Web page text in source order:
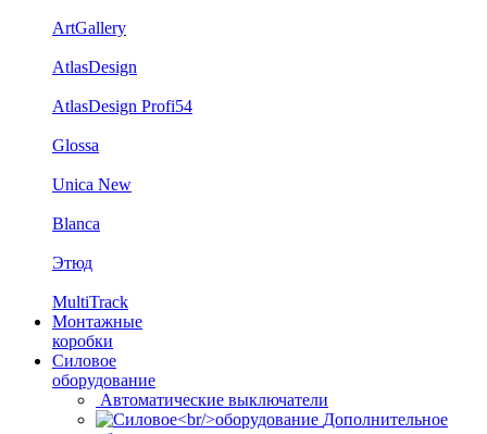
ArtGallery
AtlasDesign
AtlasDesign Profi54
Glossa
Unica New
Blanca
Этюд
MultiTrack
Монтажные
коробки
Силовое
оборудование
Автоматические выключатели
Дополнительное